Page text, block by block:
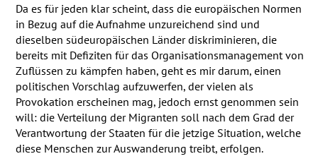
Da es für jeden klar scheint, dass die europäischen Normen
in Bezug auf die Aufnahme unzureichend sind und
dieselben südeuropäischen Länder diskriminieren, die
bereits mit Defiziten für das Organisationsmanagement von
Zuflüssen zu kämpfen haben, geht es mir darum, einen
politischen Vorschlag aufzuwerfen, der vielen als
Provokation erscheinen mag, jedoch ernst genommen sein
will: die Verteilung der Migranten soll nach dem Grad der
Verantwortung der Staaten für die jetzige Situation, welche
diese Menschen zur Auswanderung treibt, erfolgen.